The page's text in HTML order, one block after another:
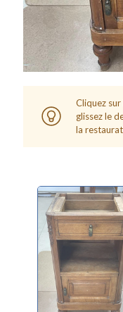
Cliquez
glissez le
la